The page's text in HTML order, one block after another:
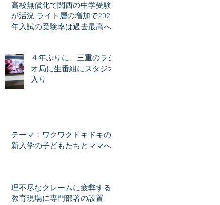
高校無償化で関西の中学受験
が活況 ライト層の増加で2026
年入試の受験率は過去最高へ
４年ぶりに、三重のラジ
オ局に生番組にスタジオ
入り
テーマ：ワクワクドキドキの
新入学の子どもたちとママへ
理不尽なクレームに疲弊する
教育現場に専門部署の設置